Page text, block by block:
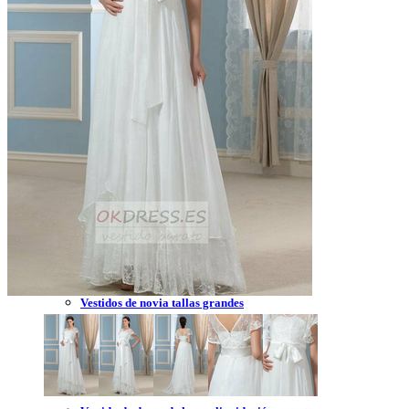
Vestidos de novia 2023
Vestidos de novia sin tirantes
Vestidos de novia encaje
Vestidos de novia corte princesa
Vestidos de novia sencillo
Vestidos de novia corte sirena
Vestidos de novia corto
Vestidos de novia espalda descubierta
Vestidos de novia tallas grandes
Vestidos de novia blanco
Vestidos de dama de honor